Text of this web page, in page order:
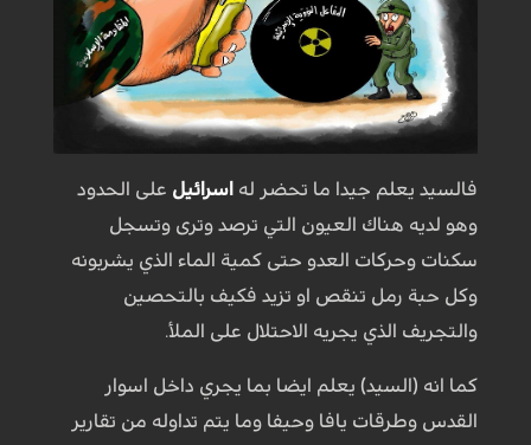
فالسيد يعلم جيدا ما تحضر له اسرائيل على الحدود
وهو لديه هناك العيون التي ترصد وترى وتسجل
سكنات وحركات العدو حتى كمية الماء الذي يشربونه
وكل حبة رمل تنقص او تزيد فكيف بالتحصين
والتجريف الذي يجريه الاحتلال على الملأ.
كما انه (السيد) يعلم ايضا بما يجري داخل اسوار
القدس وطرقات يافا وحيفا وما يتم تداوله من تقارير